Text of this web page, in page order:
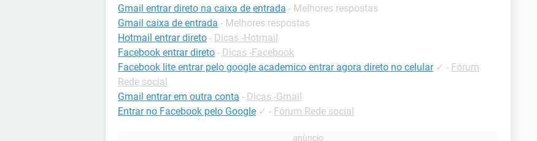
Gmail entrar direto na caixa de entrada - Melhores respostas
Gmail caixa de entrada - Melhores respostas
Hotmail entrar direto - Dicas -Hotmail
Facebook entrar direto - Dicas -Facebook
Facebook lite entrar pelo google academico entrar agora direto no celular ✓ - Fórum
Rede social
Gmail entrar em outra conta - Dicas -Gmail
Entrar no Facebook pelo Google ✓ - Fórum Rede social